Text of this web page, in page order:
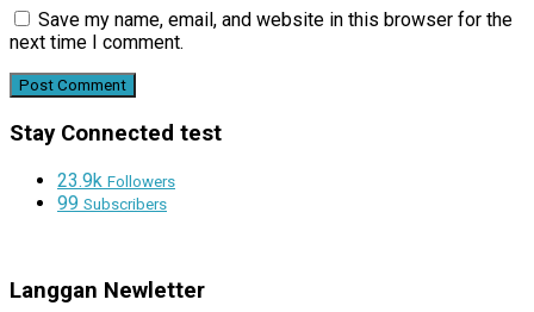
Save my name, email, and website in this browser for the
next time I comment.
Stay Connected test
23.9k Followers
99 Subscribers
Langgan Newletter